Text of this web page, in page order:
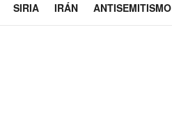
SIRIA IRÁN ANTISEMITISMO